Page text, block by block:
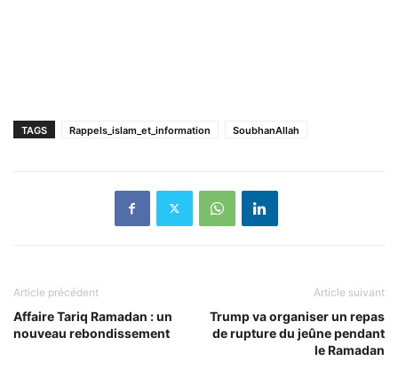
TAGS Rappels_islam_et_information SoubhanAllah
Article précédent
Affaire Tariq Ramadan : un
nouveau rebondissement
Article suivant
Trump va organiser un repas
de rupture du jeûne pendant
le Ramadan